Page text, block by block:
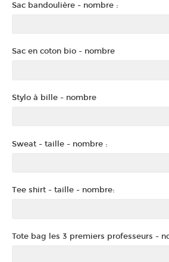
Sac bandoulière - nombre :
Sac en coton bio - nombre
Stylo à bille - nombre
Sweat - taille - nombre :
Tee shirt - taille - nombre:
Tote bag les 3 premiers professeurs -